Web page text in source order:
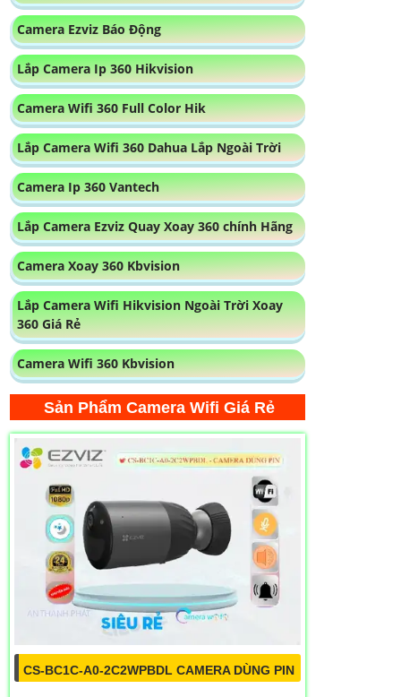
Camera Ezviz Báo Động
Lắp Camera Ip 360 Hikvision
Camera Wifi 360 Full Color Hik
Lắp Camera Wifi 360 Dahua Lắp Ngoài Trời
Camera Ip 360 Vantech
Lắp Camera Ezviz Quay Xoay 360 chính Hãng
Camera Xoay 360 Kbvision
Lắp Camera Wifi Hikvision Ngoài Trời Xoay
360 Giá Rẻ
Camera Wifi 360 Kbvision
Sản Phẩm Camera Wifi Giá Rẻ
CS-BC1C-A0-2C2WPBDL CAMERA DÙNG PIN